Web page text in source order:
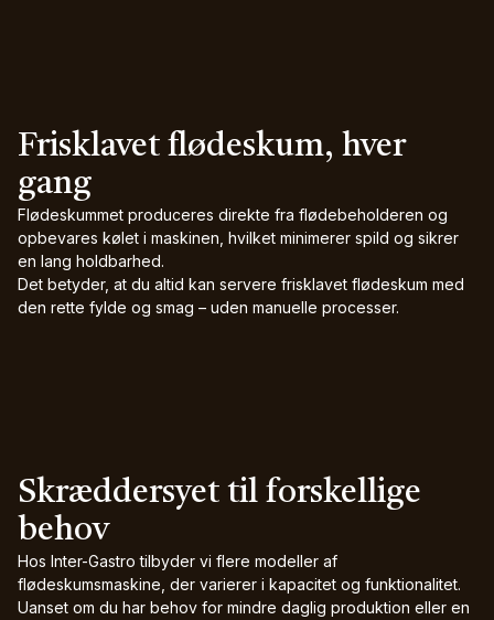
Frisklavet flødeskum, hver
gang
Flødeskummet produceres direkte fra flødebeholderen og
opbevares kølet i maskinen, hvilket minimerer spild og sikrer
en lang holdbarhed.
Det betyder, at du altid kan servere frisklavet flødeskum med
den rette fylde og smag – uden manuelle processer.
Skræddersyet til forskellige
behov
Hos Inter-Gastro tilbyder vi flere modeller af
flødeskumsmaskine, der varierer i kapacitet og funktionalitet.
Uanset om du har behov for mindre daglig produktion eller en